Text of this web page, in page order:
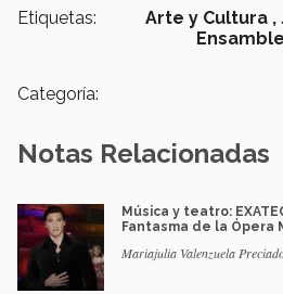
Etiquetas: Arte y Cultura ,
Categoría:
Notas Relacionadas
Música y teatro:
Fantasma de la Ópera
Mariajulia Valenzuela